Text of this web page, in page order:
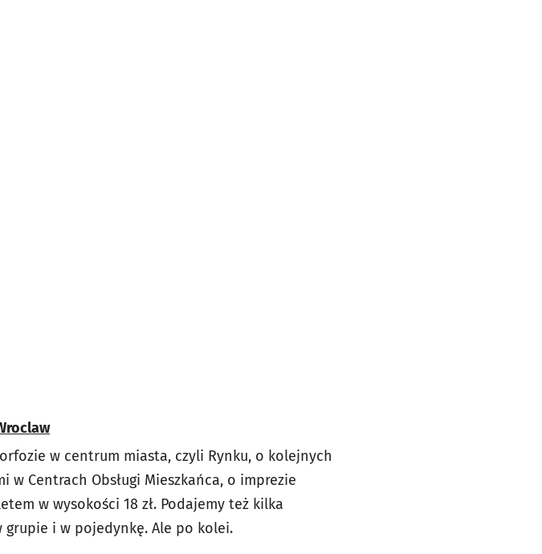
w centrum miasta, czyli Rynku, o kolejnych
Centrach Obsługi Mieszkańca, o imprezie
w wysokości 18 zł. Podajemy też kilka
grupie i w pojedynkę. Ale po kolei.